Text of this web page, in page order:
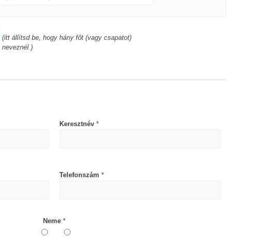
(itt állítsd be, hogy hány főt (vagy csapatot)
neveznél )
Keresztnév *
Telefonszám *
Neme *